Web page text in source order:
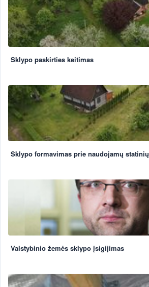
Sklypo paskirties keitimas
Sklypo formavimas prie naudojamų statinių
Valstybinio žemės sklypo įsigijimas